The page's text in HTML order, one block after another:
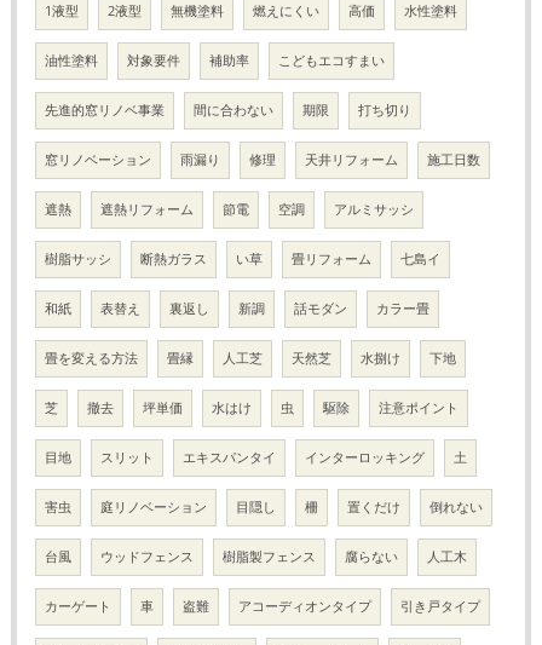
1液型 2液型 無機塗料 燃えにくい 高価 水性塗料
油性塗料 対象要件 補助率 こどもエコすまい
先進的窓リノベ事業 間に合わない 期限 打ち切り
窓リノベーション 雨漏り 修理 天井リフォーム 施工日数
遮熱 遮熱リフォーム 節電 空調 アルミサッシ
樹脂サッシ 断熱ガラス い草 畳リフォーム 七島イ
和紙 表替え 裏返し 新調 話モダン カラー畳
畳を変える方法 畳縁 人工芝 天然芝 水捌け 下地
芝 撤去 坪単価 水はけ 虫 駆除 注意ポイント
目地 スリット エキスパンタイ インターロッキング 土
害虫 庭リノベーション 目隠し 柵 置くだけ 倒れない
台風 ウッドフェンス 樹脂製フェンス 腐らない 人工木
カーゲート 車 盗難 アコーディオンタイプ 引き戸タイプ